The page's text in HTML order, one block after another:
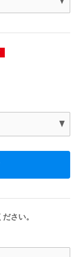
さい。